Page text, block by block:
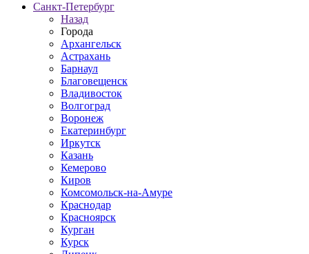
Санкт-Петербург
Назад
Города
Архангельск
Астрахань
Барнаул
Благовещенск
Владивосток
Волгоград
Воронеж
Екатеринбург
Иркутск
Казань
Кемерово
Киров
Комсомольск-на-Амуре
Краснодар
Красноярск
Курган
Курск